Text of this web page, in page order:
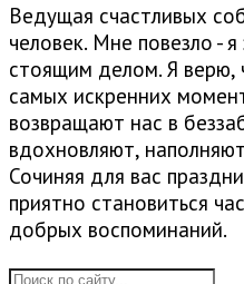
Ведущая счастливых
человек. Мне повезло -
стоящим делом. Я верю,
самых искренних
возвращают нас в
вдохновляют,
Сочиняя для вас
приятно становиться
добрых воспоминаний.